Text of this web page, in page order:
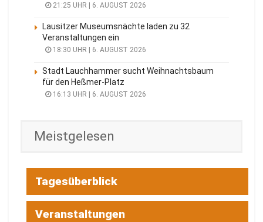
21:25 UHR | 6. AUGUST 2026
Lausitzer Museumsnächte laden zu 32
Veranstaltungen ein
18:30 UHR | 6. AUGUST 2026
Stadt Lauchhammer sucht Weihnachtsbaum
für den Heßmer-Platz
16:13 UHR | 6. AUGUST 2026
Meistgelesen
Tagesüberblick
Veranstaltungen